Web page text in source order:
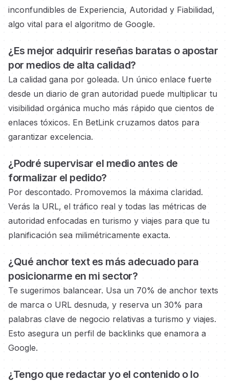
inconfundibles de Experiencia, Autoridad y Fiabilidad,
algo vital para el algoritmo de Google.
¿Es mejor adquirir reseñas baratas oapostar
por medios de alta calidad?
La calidad gana por goleada. Un único enlace fuerte
desde un diario de gran autoridad puede multiplicar tu
visibilidad orgánica mucho más rápido que cientos de
enlaces tóxicos. En BetLink cruzamos datos para
garantizar excelencia.
¿Podré supervisar el medio antes de
formalizar el pedido?
Por descontado. Promovemos la máxima claridad.
Verás la URL, el tráfico real y todas las métricas de
autoridad enfocadas en turismo y viajes para que tu
planificación sea milimétricamente exacta.
¿Qué anchor text es más adecuado para
posicionarme en mi sector?
Te sugerimos balancear. Usa un 70% de anchor texts
de marca o URL desnuda, y reserva un 30% para
palabras clave de negocio relativas a turismo y viajes.
Esto asegura un perfil de backlinks que enamora a
Google.
¿Tengo que redactar yo el contenido o lo